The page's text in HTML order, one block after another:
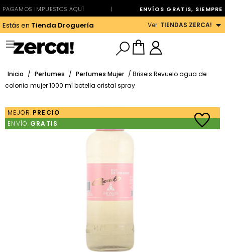
PAGAMOS IMPUESTOS AQUÍ | ENVÍOS GRATIS, SIEMPRE
Estás en Tienda Droguería Ver TIENDAS ZERCA!
Inicio / Perfumes / Perfumes Mujer / Briseis Revuelo agua de
colonia mujer 1000 ml botella cristal spray
MEJOR PRECIO
ENVÍO GRATIS